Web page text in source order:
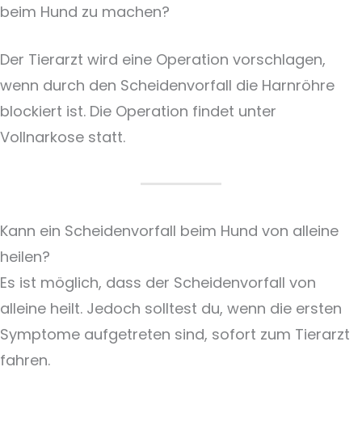
beim Hund zu machen?
Der Tierarzt wird eine Operation vorschlagen,
wenn durch den Scheidenvorfall die Harnröhre
blockiert ist. Die Operation findet unter
Vollnarkose statt.
Kann ein Scheidenvorfall beim Hund von alleine
heilen?
Es ist möglich, dass der Scheidenvorfall von
alleine heilt. Jedoch solltest du, wenn die ersten
Symptome aufgetreten sind, sofort zum Tierarzt
fahren.